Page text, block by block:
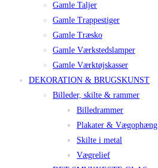
Gamle Taljer
Gamle Trappestiger
Gamle Træsko
Gamle Værkstedslamper
Gamle Værktøjskasser
DEKORATION & BRUGSKUNST
Billeder, skilte & rammer
Billedrammer
Plakater & Vægophæng
Skilte i metal
Vægrelief